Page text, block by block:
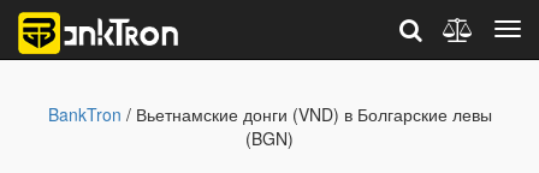
BankTron / Вьетнамские донги (VND) в Болгарские левы
(BGN)